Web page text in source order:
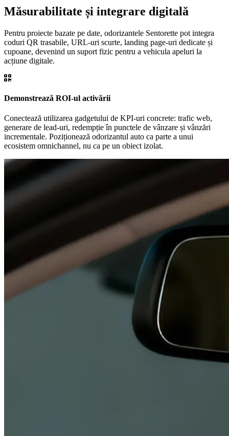
Măsurabilitate și integrare digitală
Pentru proiecte bazate pe date, odorizantele Sentorette pot integra
coduri QR trasabile, URL-uri scurte, landing page-uri dedicate și
cupoane, devenind un suport fizic pentru a vehicula apeluri la
acțiune digitale.
Demonstrează ROI-ul activării
Conectează utilizarea gadgetului de KPI-uri concrete: trafic web,
generare de lead-uri, redempție în punctele de vânzare și vânzări
incrementale. Poziționează odorizantul auto ca parte a unui
ecosistem omnichannel, nu ca pe un obiect izolat.